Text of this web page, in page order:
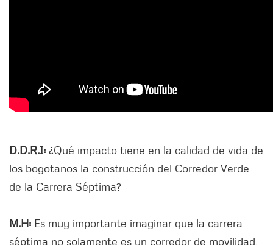
D.D.R.I: ¿Qué impacto tiene en la calidad de vida de
los bogotanos la construcción del Corredor Verde
de la Carrera Séptima?
M.H: Es muy importante imaginar que la carrera
séptima no solamente es un corredor de movilidad,